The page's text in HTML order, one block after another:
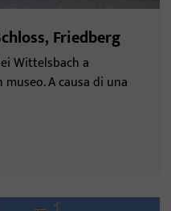
Friedberg
Wittelsbach a
A causa di una